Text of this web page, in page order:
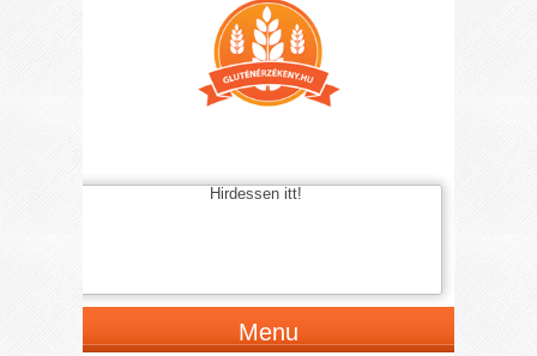
Hirdessen itt!
Menu